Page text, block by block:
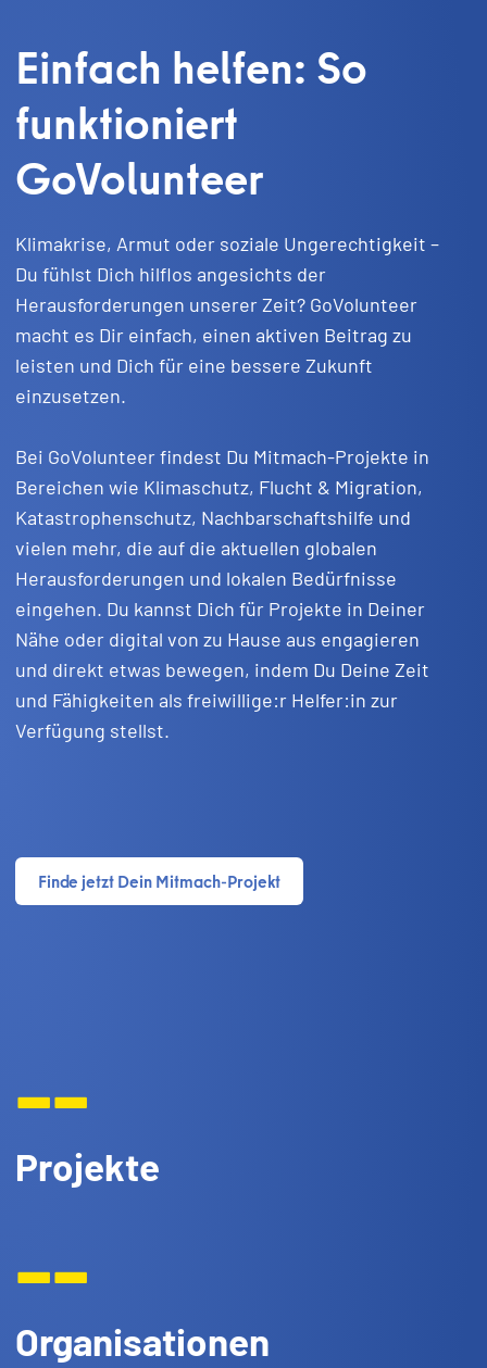
Einfach helfen: So
funktioniert
GoVolunteer
Klimakrise, Armut oder soziale Ungerechtigkeit –
Du fühlst Dich hilflos angesichts der
Herausforderungen unserer Zeit? GoVolunteer
macht es Dir einfach, einen aktiven Beitrag zu
leisten und Dich für eine bessere Zukunft
einzusetzen.
Bei GoVolunteer findest Du Mitmach-Projekte in
Bereichen wie Klimaschutz, Flucht & Migration,
Katastrophenschutz, Nachbarschaftshilfe und
vielen mehr, die auf die aktuellen globalen
Herausforderungen und lokalen Bedürfnisse
eingehen. Du kannst Dich für Projekte in Deiner
Nähe oder digital von zu Hause aus engagieren
und direkt etwas bewegen, indem Du Deine Zeit
und Fähigkeiten als freiwillige:r Helfer:in zur
Verfügung stellst.
Finde jetzt Dein Mitmach-Projekt
--
Projekte
--
Organisationen